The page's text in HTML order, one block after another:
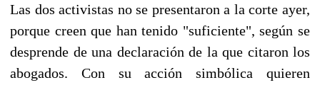
Las dos activistas no se presentaron a la corte ayer,
porque creen que han tenido "suficiente", según se
desprende de una declaración de la que citaron los
abogados. Con su acción simbólica quieren